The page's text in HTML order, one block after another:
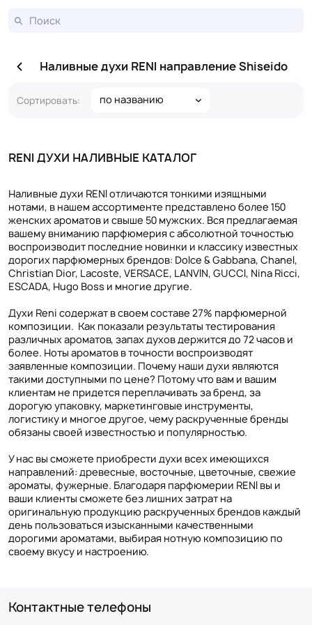
Наливные духи RENI направление Shiseido
Сортировать: по названию
RENI ДУХИ НАЛИВНЫЕ КАТАЛОГ
Наливные духи RENI отличаются тонкими изящными
нотами, в нашем ассортименте представлено более 150
женских ароматов и свыше 50 мужских. Вся предлагаемая
вашему вниманию парфюмерия с абсолютной точностью
воспроизводит последние новинки и классику известных
дорогих парфюмерных брендов: Dolce & Gabbana, Chanel,
Christian Dior, Lacoste, VERSACE, LANVIN, GUCCI, Nina Ricci,
ESCADA, Hugo Boss и многие другие.
Духи Reni содержат в своем составе 27% парфюмерной
композиции. Как показали результаты тестирования
различных ароматов, запах духов держится до 72 часов и
более. Ноты ароматов в точности воспроизводят
заявленные композиции. Почему наши духи являются
такими доступными по цене? Потому что вам и вашим
клиентам не придется переплачивать за бренд, за
дорогую упаковку, маркетинговые инструменты,
логистику и многое другое, чему раскрученные бренды
обязаны своей известностью и популярностью.
У нас вы сможете приобрести духи всех имеющихся
направлений: древесные, восточные, цветочные, свежие
ароматы, фужерные. Благодаря парфюмерии RENI вы и
ваши клиенты сможете без лишних затрат на
оригинальную продукцию раскрученных брендов каждый
день пользоваться изысканными качественными
дорогими ароматами, выбирая нотную композицию по
своему вкусу и настроению.
Контактные телефоны